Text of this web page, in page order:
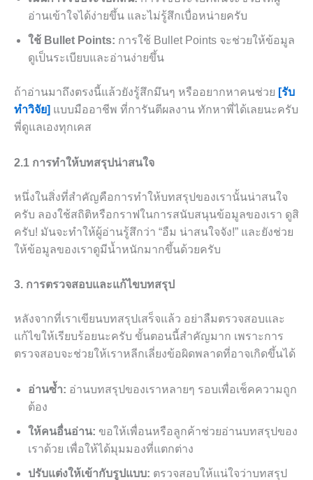
อ่านเข้าใจได้ง่ายขึ้น และไม่รู้สึกเบื่อหน่ายครับ
ใช้ Bullet Points: การใช้ Bullet Points จะช่วยให้ข้อมูล
ดูเป็นระเบียบและอ่านง่ายขึ้น
ถ้าอ่านมาถึงตรงนี้แล้วยังรู้สึกมึนๆ หรืออยากหาคนช่วย [รับ
ทำวิจัย] แบบมืออาชีพ ที่การันตีผลงาน ทักหาพี่ได้เลยนะครับ
พี่ดูแลเองทุกเคส
2.1 การทำให้บทสรุปน่าสนใจ
หนึ่งในสิ่งที่สำคัญคือการทำให้บทสรุปของเรานั้นน่าสนใจ
ครับ ลองใช้สถิติหรือกราฟในการสนับสนุนข้อมูลของเรา ดูสิ
ครับ! มันจะทำให้ผู้อ่านรู้สึกว่า “อืม น่าสนใจจัง!” และยังช่วย
ให้ข้อมูลของเราดูมีน้ำหนักมากขึ้นด้วยครับ
3. การตรวจสอบและแก้ไขบทสรุป
หลังจากที่เราเขียนบทสรุปเสร็จแล้ว อย่าลืมตรวจสอบและ
แก้ไขให้เรียบร้อยนะครับ ขั้นตอนนี้สำคัญมาก เพราะการ
ตรวจสอบจะช่วยให้เราหลีกเลี่ยงข้อผิดพลาดที่อาจเกิดขึ้นได้
อ่านซ้ำ: อ่านบทสรุปของเราหลายๆ รอบเพื่อเช็คความถูก
ต้อง
ให้คนอื่นอ่าน: ขอให้เพื่อนหรือลูกค้าช่วยอ่านบทสรุปของ
เราด้วย เพื่อให้ได้มุมมองที่แตกต่าง
ปรับแต่งให้เข้ากับรูปแบบ: ตรวจสอบให้แน่ใจว่าบทสรุป